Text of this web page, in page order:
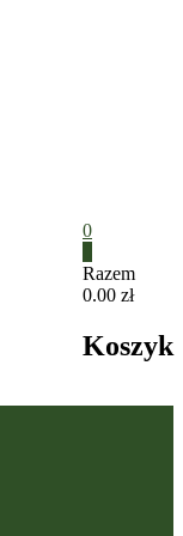
0
Razem
0.00 zł
Koszyk